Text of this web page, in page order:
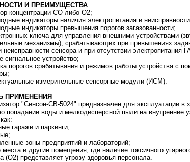
И ПРЕИМУЩЕСТВА
концентрации СО либо О2;
индикаторы наличия электропитания и
индикаторы превышения порогов загазованности;
ключа для управления внешними устройствами
механизмы), срабатывающих при превышениях
неисправности сенсора и при отсутствии электропитания
сигнальное устройство;
порогов срабатывания и режимов работы устройства с
измерительные сенсорные модули (ИСМ).
ПРИМЕНЕНИЯ
"Сенсон-СВ-5024" предназначен для эксплуатации в
попадание воды и мелкодисперсной пыли на внутренние
гаражи и паркинги;
зоны предприятий и лабораторий;
места и другие помещения, где наличие токсичного
(О2) представляет угрозу здоровья персонала.